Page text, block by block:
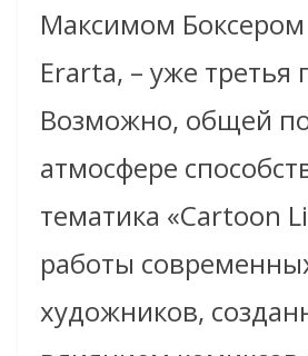
Максимом Боксером
Erarta, – уже третья
Возможно, общей
атмосфере
тематика «Cartoon
работы
художников,